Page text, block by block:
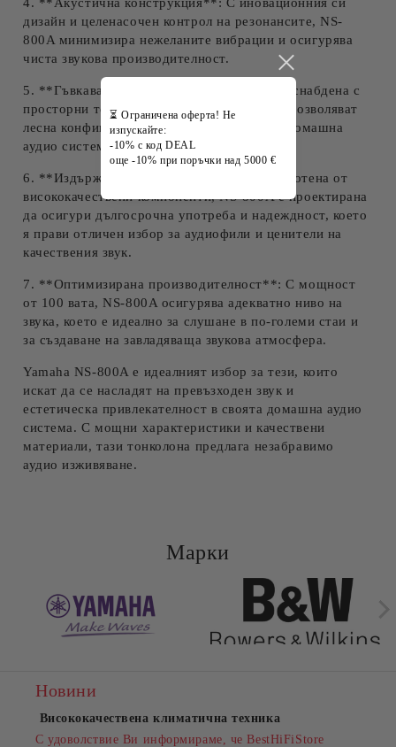
дизайн и целенасочен контрол на резонансите, NS-
800A минимизира нежеланите вибрации и осигурява
чиста звукова производителност.
5. **Гъвкава свързаност**: Тонколоната е снабдена с
просторни терминали за свързване, които позволяват
лесна конфигурация и интеграция в всяка домашна
аудио система.
6. **Издържливост и надеждност**: Изработена от
висококачествени компоненти, NS-800A е проектирана
да осигури дългосрочна употреба и надеждност, което
я прави отличен избор за аудиофили и ценители на
качествения звук.
7. **Оптимизирана производителност**: С мощност
от 100 вата, NS-800A осигурява адекватно ниво на
звука, което е идеално за слушане в по-големи стаи и
за създаване на завладяваща звукова атмосфера.
Yamaha NS-800A е идеалният избор за тези, които
искат да се насладят на превъзходен звук и
естетическа привлекателност в своята домашна аудио
система. С мощни характеристики и качествени
материали, тази тонколона предлага незабравимо
аудио изживяване.
Марки
Новини
Висококачествена климатична техника
С удоволствие Ви информираме, че BestHiFiStore
⏳ Ограничена оферта! Не
изпускайте:
-10% с код DEAL
още -10% при поръчки над 5000 €